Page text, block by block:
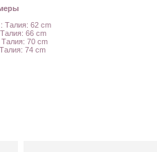
Талия: 62 cm
66 cm
Талия: 70 cm
74 cm